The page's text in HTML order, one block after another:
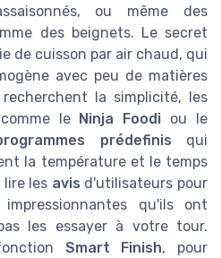
ou même des
des beignets. Le secret
de cuisson par air chaud, qui
avec peu de matières
la simplicité, les
le
Ninja Foodi ou le
prédefinis qui
la température et le temps
lire les avis d'utilisateurs pour
qu'ils ont
les essayer à votre tour.
Smart Finish, pour